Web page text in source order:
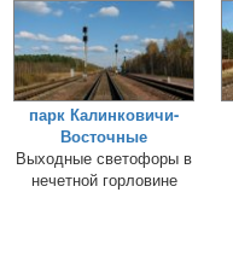
парк Калинковичи-
Восточные
Выходные светофоры в
нечетной горловине